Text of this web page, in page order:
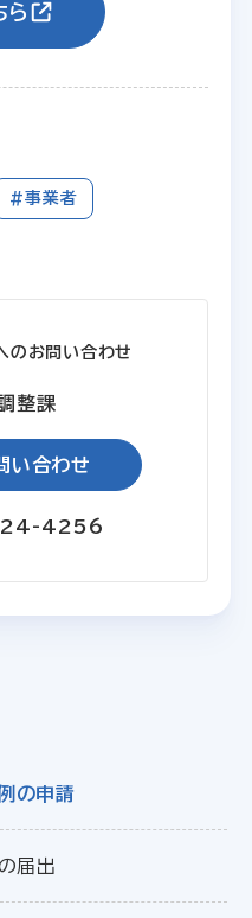
ら
#事業者
のお問い合わせ
整課
い合わせ
4256
の申請
届出